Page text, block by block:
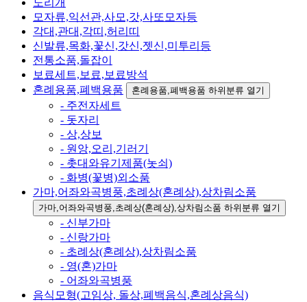
모자류,익선관,사모,갓,사또모자등
각대,관대,각띠,허리띠
신발류,목화,꽃신,갓신,젯신,미투리등
전통소품,돌잡이
보료세트,보료,보료방석
혼례용품,폐백용품
혼례용품,폐백용품 하위분류 열기
- 주전자세트
- 돗자리
- 상,상보
- 원앙,오리,기러기
- 촛대와유기제품(놋쇠)
- 화병(꽃병)외소품
가마,어좌와곡병풍,초례상(혼례상),상차림소품
가마,어좌와곡병풍,초례상(혼례상),상차림소품 하위분류 열기
- 신부가마
- 신랑가마
- 초례상(혼례상),상차림소품
- 영(혼)가마
- 어좌와곡병풍
음식모형(고임상, 돌상,폐백음식,혼례상음식)